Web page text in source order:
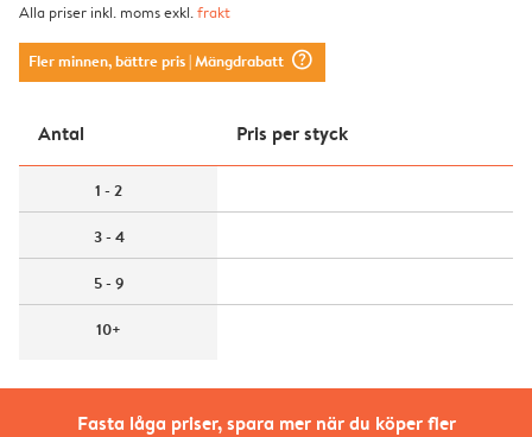
Fasta låga priser, spara mer när du köper fler
Alla priser inkl. moms exkl.frakt
Fler minnen, bättre pris| Mängdrabatt question_mark_circle
Antal Pris per styck
1 - 2
3 - 4
5 - 9
10+